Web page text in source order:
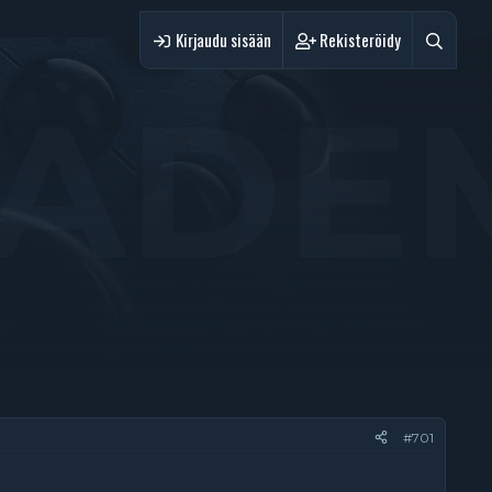
Kirjaudu sisään Rekisteröidy
#701